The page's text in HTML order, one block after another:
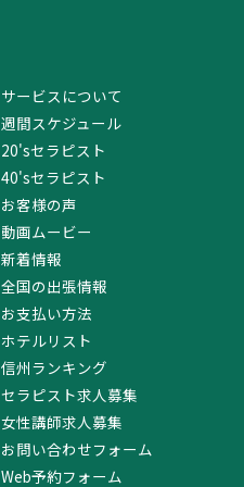
サービスについて
週間スケジュール
20'sセラピスト
40'sセラピスト
お客様の声
動画ムービー
新着情報
全国の出張情報
お支払い方法
ホテルリスト
信州ランキング
セラピスト求人募集
女性講師求人募集
お問い合わせフォーム
Web予約フォーム